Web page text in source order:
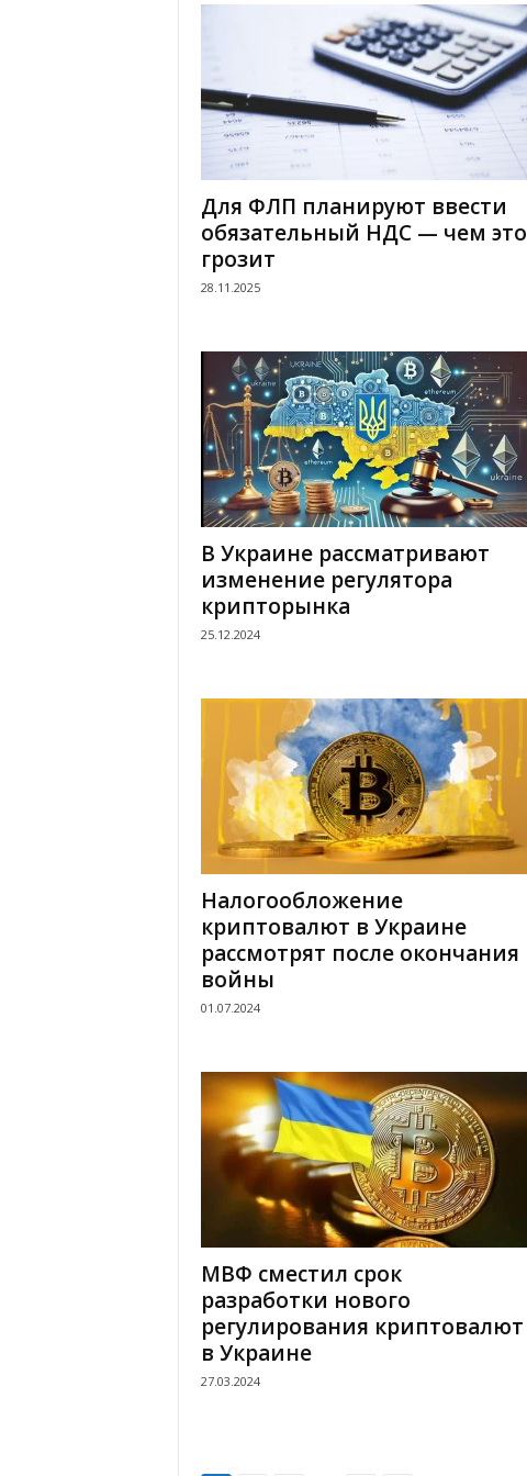
c
.
Для ФЛП планируют ввести
обязательный НДС — чем это
грозит
28.11.2025
В Украине рассматривают
изменение регулятора
крипторынка
25.12.2024
Налогообложение
криптовалют в Украине
рассмотрят после окончания
войны
01.07.2024
МВФ сместил срок
разработки нового
регулирования криптовалют
в Украине
27.03.2024